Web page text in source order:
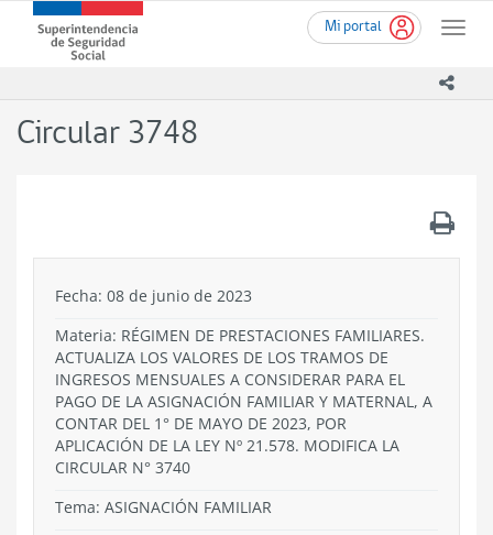
contenido
Mi portal
Toggle
Superintendencia
de
-
Circular 3748
Fecha: 08 de junio de 2023
Materia: RÉGIMEN DE PRESTACIONES FAMILIARES.
ACTUALIZA LOS VALORES DE LOS TRAMOS DE
INGRESOS MENSUALES A CONSIDERAR PARA EL
PAGO DE LA ASIGNACIÓN FAMILIAR Y MATERNAL, A
CONTAR DEL 1° DE MAYO DE 2023, POR
APLICACIÓN DE LA LEY Nº 21.578. MODIFICA LA
CIRCULAR N° 3740
Tema: ASIGNACIÓN FAMILIAR